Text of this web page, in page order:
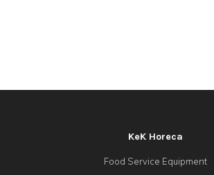
KeK Horeca
Food Service Equipment